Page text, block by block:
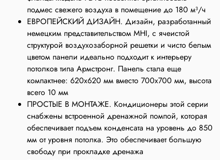
подмес свежего воздуха в помещение до 180 м³/ч
ЕВРОПЕЙСКИЙ ДИЗАЙН. Дизайн, разработанный
немецким представительством MHI, с ячеистой
структурой воздухозаборной решетки и чисто белым
цветом панели идеально подходит к интерьеру
потолков типа Армстронг. Панель стала еще
компактнее: 620х620 мм вместо 700х700 мм, высота
всего 10 мм
ПРОСТЫЕ В МОНТАЖЕ. Кондиционеры этой серии
снабжены встроенной дренажной помпой, которая
обеспечивает подъем конденсата на уровень до 850
мм от уровня потолка. Это обеспечивает большую
свободу при прокладке дренажа